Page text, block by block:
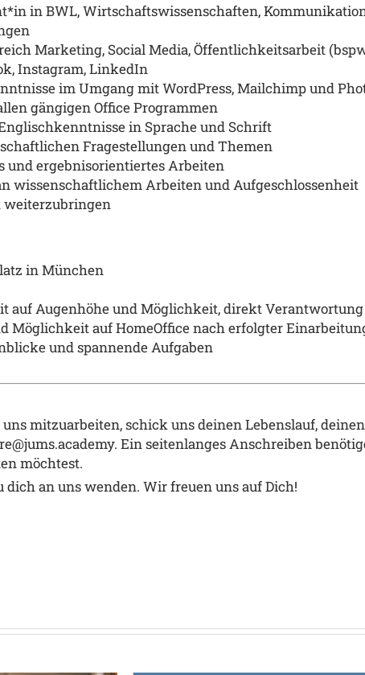
in BWL, Wirtschaftswissenschaften,
Marketing, Social Media,Öffentlichkeitsarbeit
Instagram, LinkedIn
im Umgang mitWordPress, Mailchimp und
gängigen Office Programmen
kenntnisse in Sprache und Schrift
Fragestellungen und Themen
und ergebnisorientiertes Arbeiten
wissenschaftlichem Arbeiten und Aufgeschlossenheit
weiterzubringen
in München
auf Augenhöhe und Möglichkeit, direkt
Möglichkeit auf HomeOfficenach erfolgter
und spannende Aufgaben
uns mitzuarbeiten, schick uns deinen Lebenslauf,
. Ein seitenlanges Anschreiben benö
möchtest.
dich an uns wenden. Wir freuen uns auf Dich!